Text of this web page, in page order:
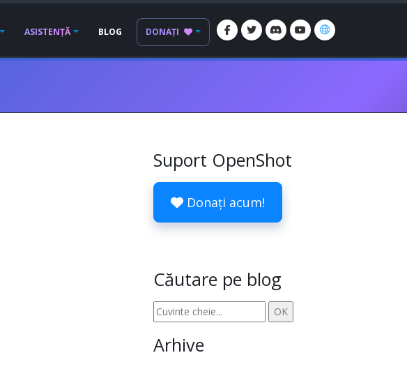
ASISTENȚĂ BLOG DONAȚI
Suport OpenShot
Donați acum!
Căutare pe blog
Arhive